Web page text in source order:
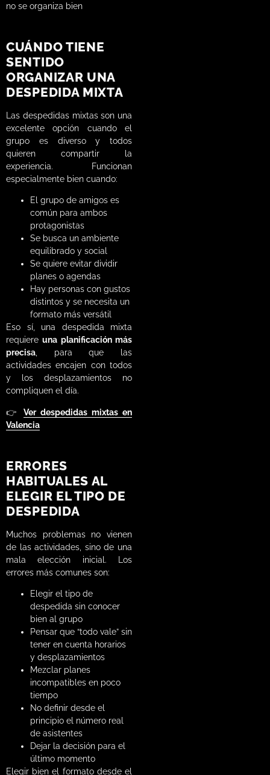
no se organiza bien
CUÁNDO TIENE
SENTIDO
ORGANIZAR UNA
DESPEDIDA MIXTA
Las despedidas mixtas son una
excelente opción cuando el
grupo es diverso y todos
quieren compartir la
experiencia. Funcionan
especialmente bien cuando:
El grupo de amigos es
común para ambos
protagonistas
Se busca un ambiente
equilibrado y social
Se quiere evitar dividir
planes o agendas
Hay personas con gustos
distintos y se necesita un
formato más versátil
Eso sí, una despedida mixta
requiereuna planificación más
precisa, para que las
actividades encajen con todos
y los desplazamientos no
compliquen el día.
👉Ver despedidas mixtas en
Valencia
ERRORES
HABITUALES AL
ELEGIR EL TIPO DE
DESPEDIDA
Muchos problemas no vienen
de las actividades, sino de una
mala elección inicial. Los
errores más comunes son:
Elegir el tipo de
despedida sin conocer
bien al grupo
Pensar que “todo vale” sin
tener en cuenta horarios
y desplazamientos
Mezclar planes
incompatibles en poco
tiempo
No definir desde el
principio el número real
de asistentes
Dejar la decisión para el
último momento
Elegir bien el formato desde el